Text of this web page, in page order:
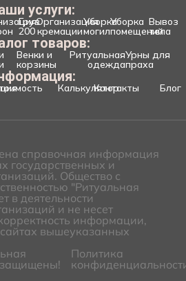
услуги:
Груз
200
Организация
кремации
Уборка
могил
Уборка
помещений
Вывоз
тела
товаров:
Венки и
корзины
Ритуальная
одежда
Урны для
праха
Калькулятор
Контакты Блог
справочная информация
государственных и
Общество с
"Ритуальная
в деятельности
и не несет
информации,
вышеуказанных
Политика